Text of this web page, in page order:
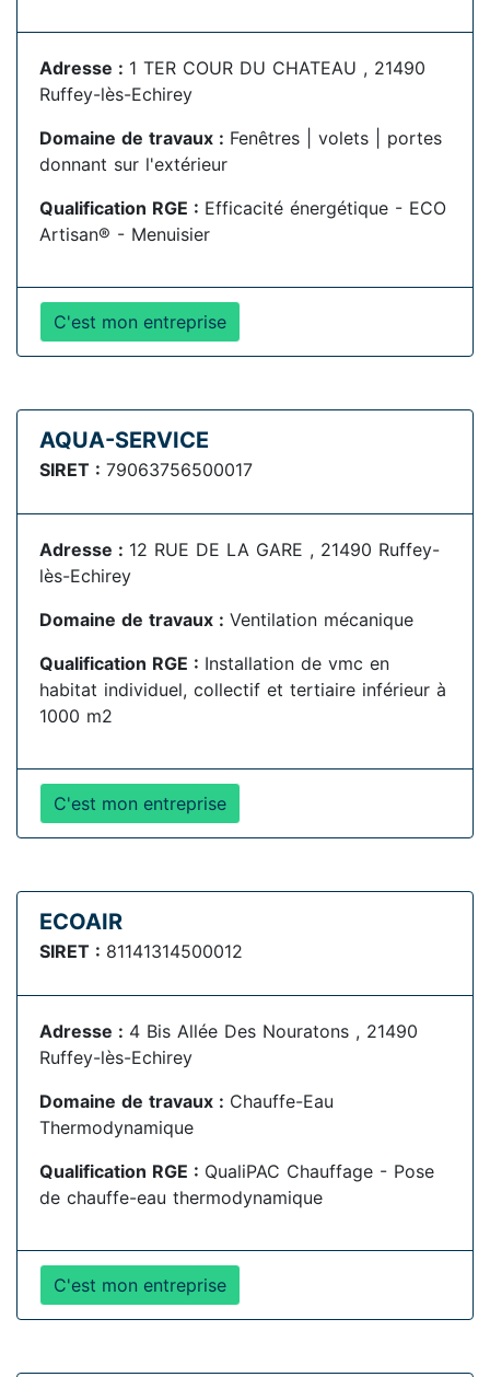
Adresse : 1 TER COUR DU CHATEAU , 21490
Ruffey-lès-Echirey
Domaine de travaux : Fenêtres | volets | portes
donnant sur l'extérieur
Qualification RGE : Efficacité énergétique - ECO
Artisan® - Menuisier
C'est mon entreprise
AQUA-SERVICE
SIRET : 79063756500017
Adresse : 12 RUE DE LA GARE , 21490 Ruffey-
lès-Echirey
Domaine de travaux : Ventilation mécanique
Qualification RGE : Installation de vmc en
habitat individuel, collectif et tertiaire inférieur à
1000 m2
C'est mon entreprise
ECOAIR
SIRET : 81141314500012
Adresse : 4 Bis Allée Des Nouratons , 21490
Ruffey-lès-Echirey
Domaine de travaux : Chauffe-Eau
Thermodynamique
Qualification RGE : QualiPAC Chauffage - Pose
de chauffe-eau thermodynamique
C'est mon entreprise